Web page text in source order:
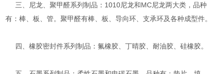
三、尼龙、聚甲醛系列制品：1010尼龙和MC尼龙两大类，品种
有：棒、板、管。聚甲醛有棒、板、导向环、支承环及各种成型件。
四、橡胶密封件系列制品：氟橡胶、丁晴胶、耐油胶、硅橡胶。